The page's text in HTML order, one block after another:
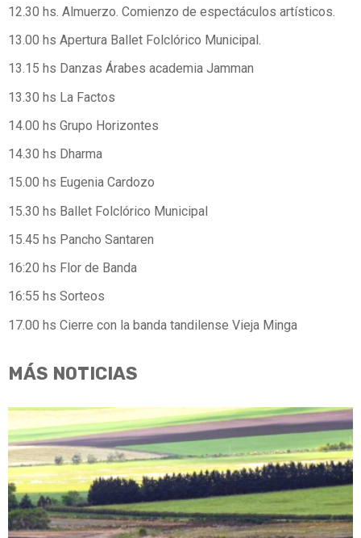
12.30 hs. Almuerzo. Comienzo de espectáculos artísticos.
13.00 hs Apertura Ballet Folclórico Municipal.
13.15 hs Danzas Árabes academia Jamman
13.30 hs La Factos
14.00 hs Grupo Horizontes
14.30 hs Dharma
15.00 hs Eugenia Cardozo
15.30 hs Ballet Folclórico Municipal
15.45 hs Pancho Santaren
16:20 hs Flor de Banda
16:55 hs Sorteos
17.00 hs Cierre con la banda tandilense Vieja Minga
MÁS NOTICIAS